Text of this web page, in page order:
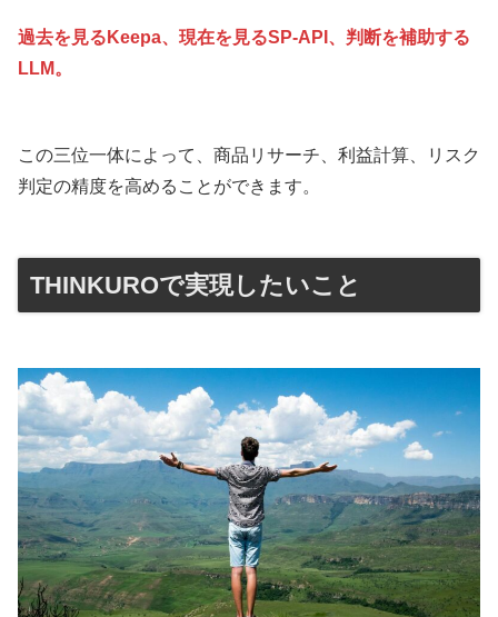
過去を見るKeepa、現在を見るSP-API、判断を補助する
LLM。
この三位一体によって、商品リサーチ、利益計算、リスク
判定の精度を高めることができます。
THINKUROで実現したいこと